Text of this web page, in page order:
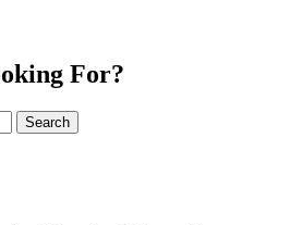
For?
Search